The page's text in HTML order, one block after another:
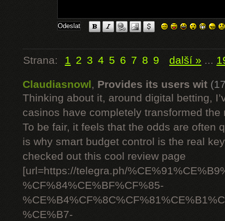
Strana: 1 2 3 4 5 6 7 8 9 další » ...
Claudiasnowl, Provides its users wit
Thinking about it, around digital betting,
casinos have completely transformed
To be fair, it feels that the odds are often
is why smart budget control is the real
checked out this cool review page
[url=https://telegra.ph/
%CF%84%CE%BF%CF%85-
%CE%B7-